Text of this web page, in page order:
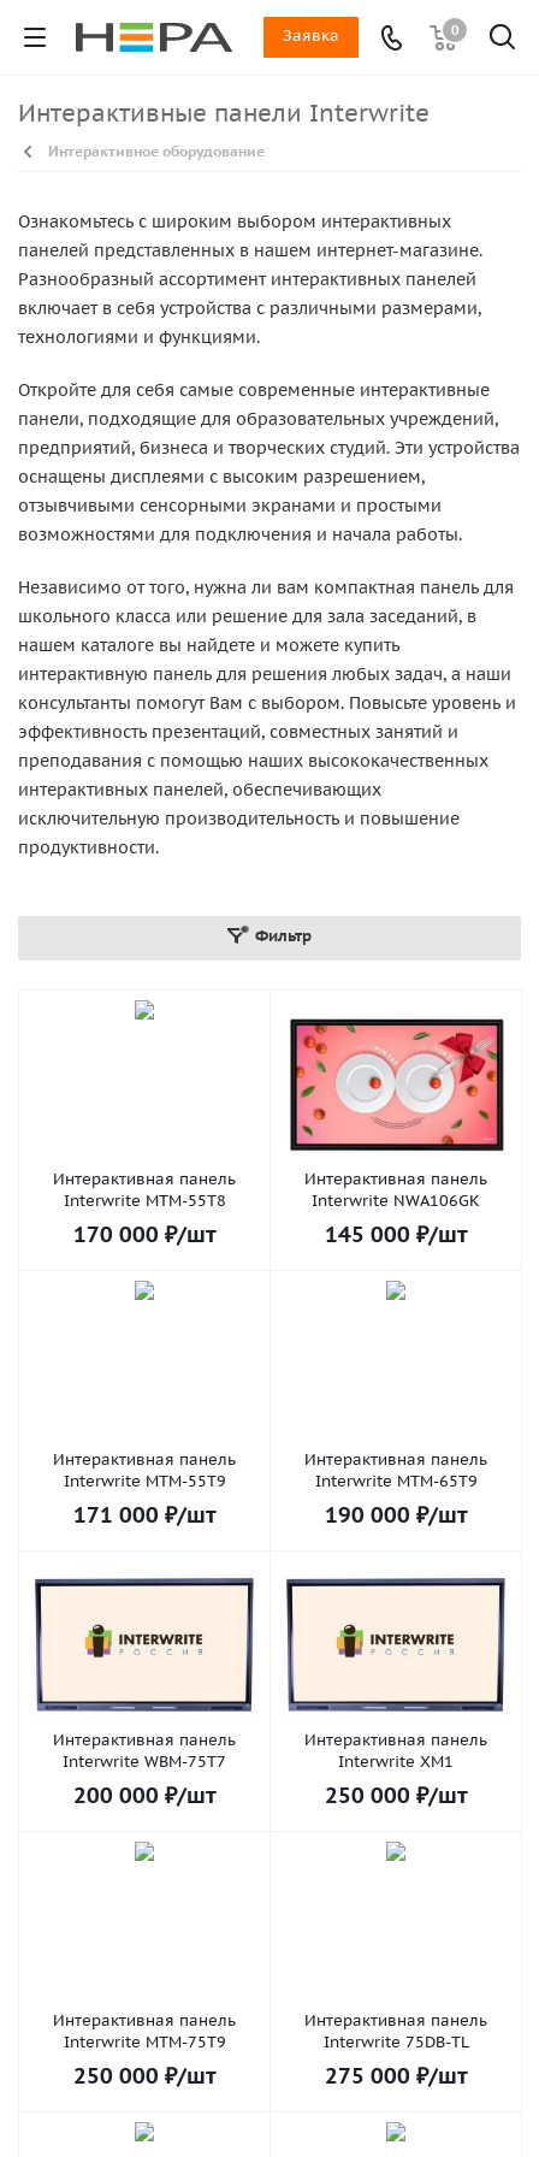
0
Заявка
Интерактивные панели Interwrite
Интерактивное оборудование
Ознакомьтесь с широким выбором интерактивных
панелей представленных в нашем интернет-магазине.
Разнообразный ассортимент интерактивных панелей
включает в себя устройства с различными размерами,
технологиями и функциями.
Откройте для себя самые современные интерактивные
панели, подходящие для образовательных учреждений,
предприятий, бизнеса и творческих студий. Эти устройства
оснащены дисплеями с высоким разрешением,
отзывчивыми сенсорными экранами и простыми
возможностями для подключения и начала работы.
Независимо от того, нужна ли вам компактная панель для
школьного класса или решение для зала заседаний, в
нашем каталоге вы найдете и можете купить
интерактивную панель для решения любых задач, а наши
консультанты помогут Вам с выбором. Повысьте уровень и
эффективность презентаций, совместных занятий и
преподавания с помощью наших высококачественных
интерактивных панелей, обеспечивающих
исключительную производительность и повышение
продуктивности.
Фильтр
Интерактивная панель
Interwrite MTM-55T8
170 000 ₽/шт
Интерактивная панель
Interwrite NWA106GK
145 000 ₽/шт
Интерактивная панель
Interwrite MTM-55T9
171 000 ₽/шт
Интерактивная панель
Interwrite MTM-65T9
190 000 ₽/шт
Интерактивная панель
Interwrite WBM-75T7
200 000 ₽/шт
Интерактивная панель
Interwrite XM1
250 000 ₽/шт
Интерактивная панель
Interwrite MTM-75T9
250 000 ₽/шт
Интерактивная панель
Interwrite 75DB-TL
275 000 ₽/шт